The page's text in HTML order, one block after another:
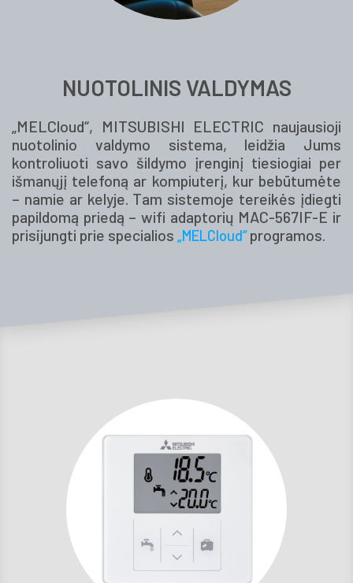
NUOTOLINIS VALDYMAS
„MELCloud“, MITSUBISHI ELECTRIC naujausioji
nuotolinio valdymo sistema, leidžia Jums
kontroliuoti savo šildymo įrenginį tiesiogiai per
išmanųjį telefoną ar kompiuterį, kur bebūtumėte
– namie ar kelyje. Tam sistemoje tereikės įdiegti
papildomą priedą – wifi adaptorių MAC-567IF-E ir
prisijungti prie specialios „MELCloud“programos.